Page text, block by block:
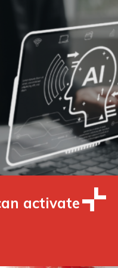
activate